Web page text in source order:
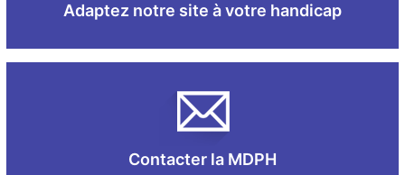
Adaptez notre site à votre handicap
Contacter la MDPH